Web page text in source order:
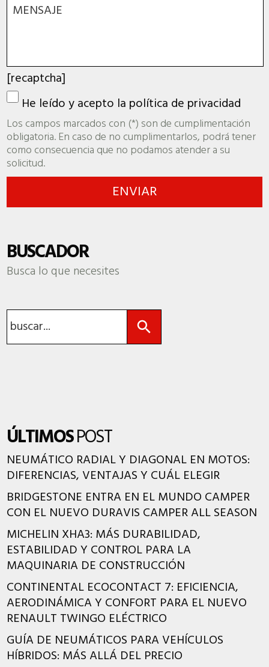
[recaptcha]
He leído y acepto la política de privacidad
Los campos marcados con (*) son de cumplimentación
obligatoria. En caso de no cumplimentarlos, podrá tener
como consecuencia que no podamos atender a su
solicitud.
BUSCADOR
Busca lo que necesites
ÚLTIMOSPOST
NEUMÁTICO RADIAL Y DIAGONAL EN MOTOS:
DIFERENCIAS, VENTAJAS Y CUÁL ELEGIR
BRIDGESTONE ENTRA EN EL MUNDO CAMPER
CON EL NUEVO DURAVIS CAMPER ALL SEASON
MICHELIN XHA3: MÁS DURABILIDAD,
ESTABILIDAD Y CONTROL PARA LA
MAQUINARIA DE CONSTRUCCIÓN
CONTINENTAL ECOCONTACT 7: EFICIENCIA,
AERODINÁMICA Y CONFORT PARA EL NUEVO
RENAULT TWINGO ELÉCTRICO
GUÍA DE NEUMÁTICOS PARA VEHÍCULOS
HÍBRIDOS: MÁS ALLÁ DEL PRECIO